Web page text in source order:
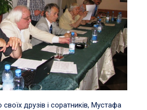
друзів і соратників, Мустафа